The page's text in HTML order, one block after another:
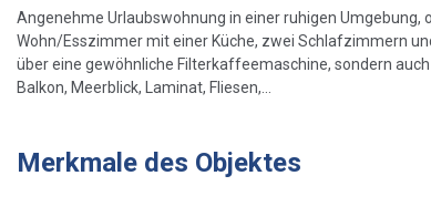
Angenehme Urlaubswohnung in einer ruhigen
Wohn/Esszimmer mit einer Küche, zwei Schlafzimmern
über eine gewöhnliche Filterkaffeemaschine, sondern
Balkon, Meerblick, Laminat, Fliesen,...
Merkmale des Objektes